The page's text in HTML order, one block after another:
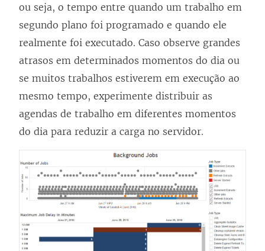
ou seja, o tempo entre quando um trabalho em
segundo plano foi programado e quando ele
realmente foi executado. Caso observe grandes
atrasos em determinados momentos do dia ou
se muitos trabalhos estiverem em execução ao
mesmo tempo, experimente distribuir as
agendas de trabalho em diferentes momentos
do dia para reduzir a carga no servidor.